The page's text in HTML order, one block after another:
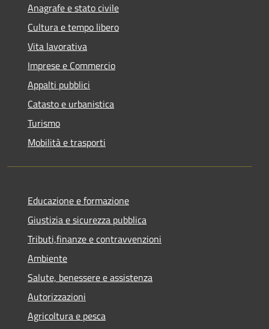
Anagrafe e stato civile
Cultura e tempo libero
Vita lavorativa
Imprese e Commercio
Appalti pubblici
Catasto e urbanistica
Turismo
Mobilità e trasporti
Educazione e formazione
Giustizia e sicurezza pubblica
Tributi,finanze e contravvenzioni
Ambiente
Salute, benessere e assistenza
Autorizzazioni
Agricoltura e pesca